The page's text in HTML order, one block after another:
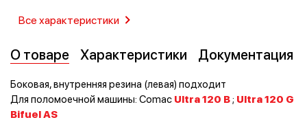
Все характеристики
О товаре Характеристики Документация
Боковая, внутренняя резина (левая) подходит
Для поломоечной машины: Comac Ultra 120 B; Ultra 120 G
Bifuel AS